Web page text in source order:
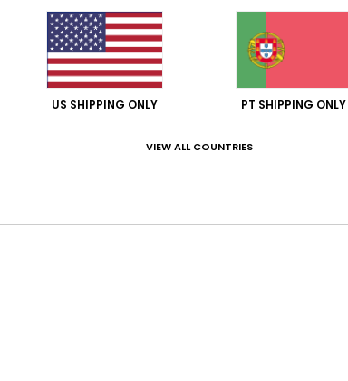
US SHIPPING ONLY PT SHIPPING ONLY
VIEW ALL COUNTRIES